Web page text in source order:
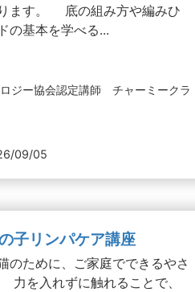
ます。 底の組み方や編みひ
の基本を学べる...
ジー協会認定講師 チャーミークラ
09/05
リンパケア講座
ために、ご家庭でできるやさ
を入れずに触れることで、